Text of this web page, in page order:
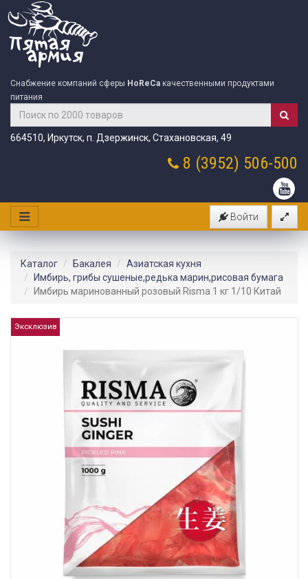
Снабжение компаний сферы HoReCa качественными продуктами
питания
664510, Иркутск, п. Дзержинск, Стахановская, 49
8 (3952) 506-500
Войти
Каталог Бакалея
Азиатская кухня
Имбирь, грибы сушеные,редька марин,рисовая бумага
Имбирь маринованный розовый Risma 1 кг 1/10 Китай
Эксклюзив